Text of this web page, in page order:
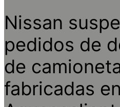
Nissan
pedidos de
de
fabricadas en